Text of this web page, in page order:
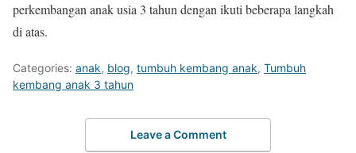
perkembangan anak usia 3 tahun dengan ikuti beberapa langkah
di atas.
Categories: anak, blog, tumbuh kembang anak, Tumbuh
kembang anak 3 tahun
Leave a Comment